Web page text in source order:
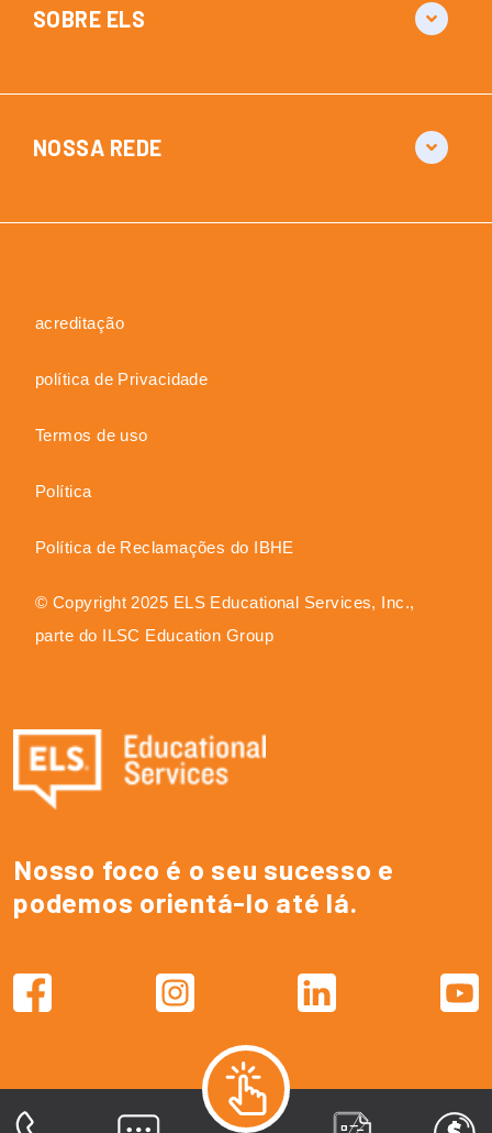
Nosso foco é o seu sucesso e
podemos orientá-lo até lá.
SOBRE ELS
NOSSA REDE
acreditação
política de Privacidade
Termos de uso
Política
Política de Reclamações do IBHE
© Copyright 2025 ELS Educational Services, Inc.,
parte do ILSC Education Group